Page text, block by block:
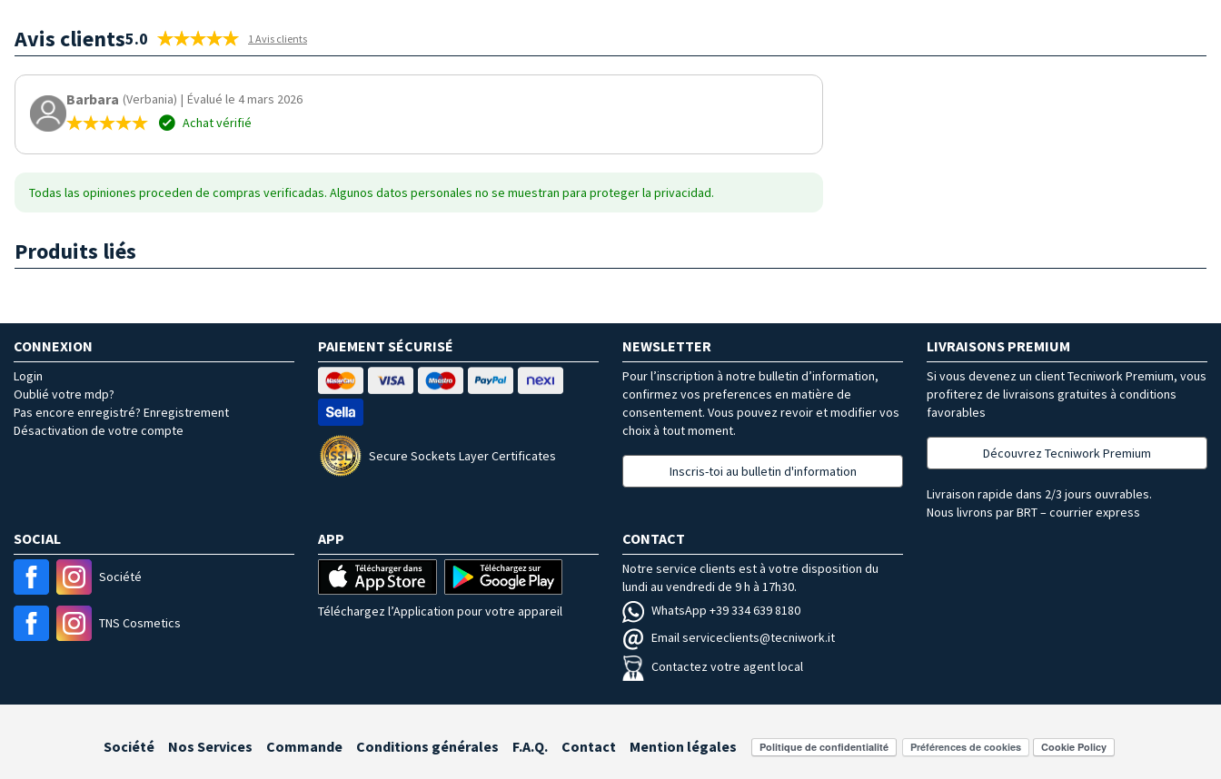
Avis clients5.0 1 Avis clients
Barbara (Verbania) | Évalué le 4 mars 2026
Achat vérifié
Todas las opiniones proceden de compras verificadas. Algunos datos personales no se muestran para proteger la privacidad.
Produits liés
CONNEXION
Login
Oublié votre mdp?
Pas encore enregistré? Enregistrement
Désactivation de votre compte
PAIEMENT SÉCURISÉ
Secure Sockets Layer Certificates
NEWSLETTER
Pour l’inscription à notre bulletin d’information,
confirmez vos preferences en matière de
consentement. Vous pouvez revoir et modifier vos
choix à tout moment.
Inscris-toi au bulletin d'information
LIVRAISONS PREMIUM
Si vous devenez un client Tecniwork Premium, vous
profiterez de livraisons gratuites à conditions
favorables
Découvrez Tecniwork Premium
Livraison rapide dans 2/3 jours ouvrables.
Nous livrons par BRT – courrier express
SOCIAL
Société
TNS Cosmetics
APP
Téléchargez l’Application pour votre appareil
CONTACT
Notre service clients est à votre disposition du
lundi au vendredi de 9 h à 17h30.
WhatsApp +39 334 639 8180
Email serviceclients@tecniwork.it
Contactez votre agent local
Société Nos Services Commande Conditions générales F.A.Q. Contact Mention légales Préférences de cookies